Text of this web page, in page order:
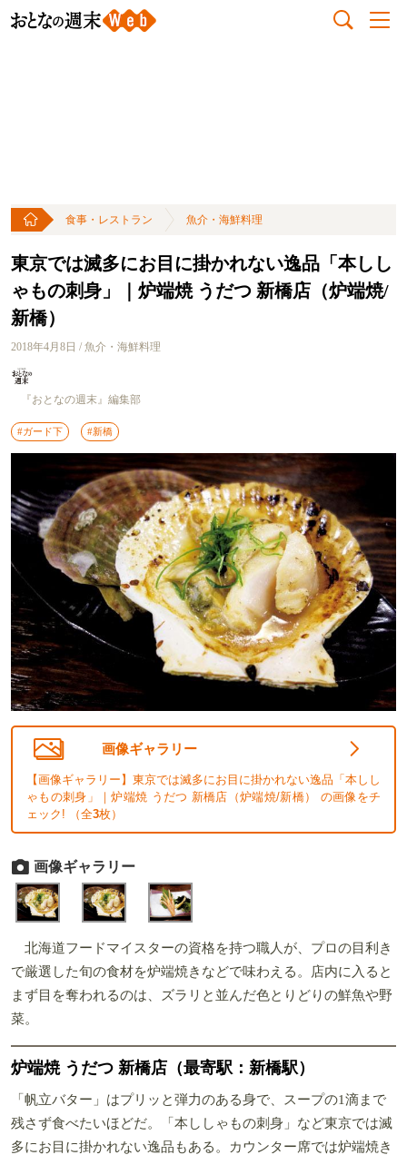
食事・レストラン 魚介・海鮮料理
東京では滅多にお目に掛かれない逸品「本しし
ゃもの刺身」｜炉端焼 うだつ 新橋店（炉端焼/
新橋）
2018年4月8日 / 魚介・海鮮料理
『おとなの週末』編集部
#ガード下 #新橋
画像ギャラリー
【画像ギャラリー】東京では滅多にお目に掛かれない逸品「本しし
ゃもの刺身」｜炉端焼 うだつ 新橋店（炉端焼/新橋） の画像をチ
ェック! （全3枚）
画像ギャラリー
北海道フードマイスターの資格を持つ職人が、プロの目利き
で厳選した旬の食材を炉端焼きなどで味わえる。店内に入ると
まず目を奪われるのは、ズラリと並んだ色とりどりの鮮魚や野
菜。
炉端焼 うだつ 新橋店（最寄駅：新橋駅）
「帆立バター」はプリッと弾力のある身で、スープの1滴まで
残さず食べたいほどだ。「本ししゃもの刺身」など東京では滅
多にお目に掛かれない逸品もある。カウンター席では炉端焼き